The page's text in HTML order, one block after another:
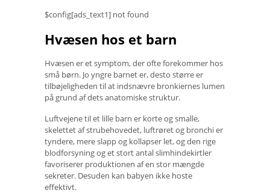
$config[ads_text1] not found
Hvæsen hos et barn
Hvæsen er et symptom, der ofte forekommer hos
små børn. Jo yngre barnet er, desto større er
tilbøjeligheden til at indsnævre bronkiernes lumen
på grund af dets anatomiske struktur.
Luftvejene til et lille barn er korte og smalle,
skelettet af strubehovedet, luftrøret og bronchi er
tyndere, mere slapp og kollapser let, og den rige
blodforsyning og et stort antal slimhindekirtler
favoriserer produktionen af ​​en stor mængde
sekreter. Desuden kan babyen ikke hoste
effektivt.